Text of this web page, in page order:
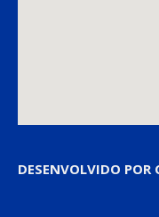
DESENVOLVIDO POR